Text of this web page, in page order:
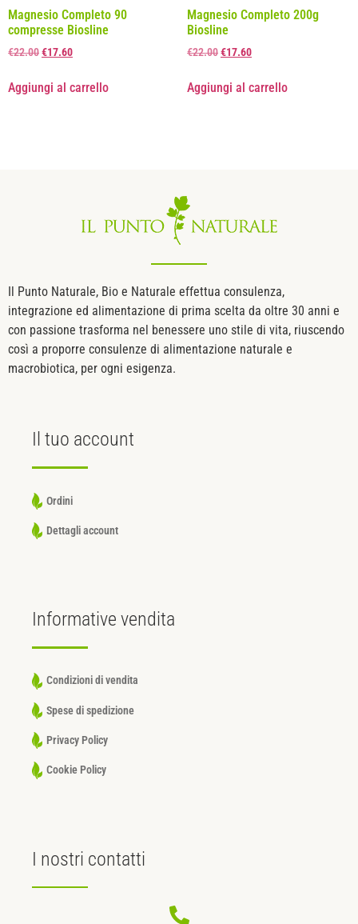
Magnesio Completo 90
compresse Biosline
€22.00€17.60
Aggiungi al carrello
Magnesio Completo 200g
Biosline
€22.00€17.60
Aggiungi al carrello
Il Punto Naturale, Bio e Naturale effettua consulenza,
integrazione ed alimentazione di prima scelta da oltre 30 anni e
con passione trasforma nel benessere uno stile di vita, riuscendo
così a proporre consulenze di alimentazione naturale e
macrobiotica, per ogni esigenza.
Il tuo account
Ordini
Dettagli account
Informative vendita
Condizioni di vendita
Spese di spedizione
Privacy Policy
Cookie Policy
I nostri contatti